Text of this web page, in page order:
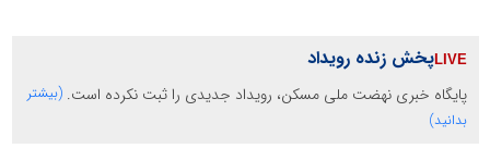
پخش زنده رویداد
پایگاه خبری نهضت ملی مسکن، رویداد جدیدی را ثبت نکرده است. (بیشتر
بدانید)